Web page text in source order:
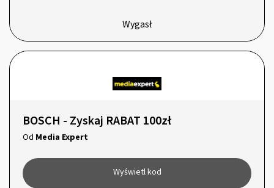
Wygasł
BOSCH - Zyskaj RABAT 100zł
Od Media Expert
Wyświetl kod